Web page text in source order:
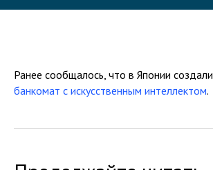
Ранее сообщалось, что в Японии создали
банкомат с искусственным интеллектом.